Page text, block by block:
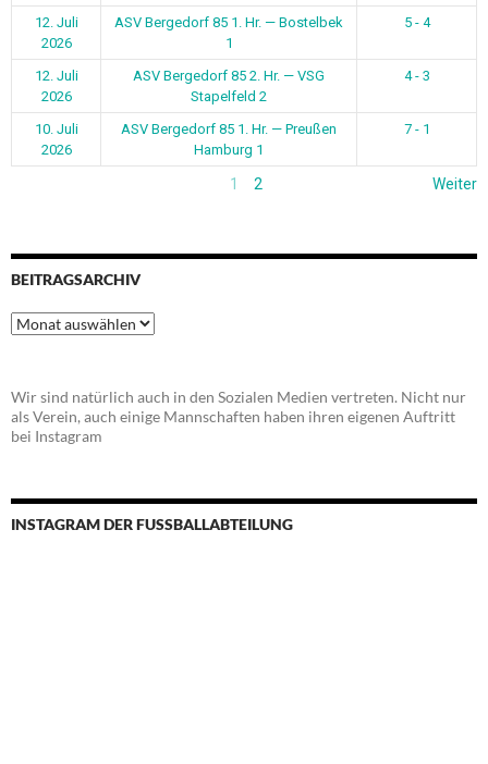
12. Juli
2026
ASV Bergedorf 85 1. Hr. — Bostelbek
1
5 - 4
12. Juli
2026
ASV Bergedorf 85 2. Hr. — VSG
Stapelfeld 2
4 - 3
10. Juli
2026
ASV Bergedorf 85 1. Hr. — Preußen
Hamburg 1
7 - 1
1 2 Weiter
BEITRAGSARCHIV
Beitragsarchiv
Wir sind natürlich auch in den Sozialen Medien vertreten. Nicht nur
als Verein, auch einige Mannschaften haben ihren eigenen Auftritt
bei Instagram
INSTAGRAM DER FUSSBALLABTEILUNG